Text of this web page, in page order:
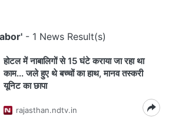
- 1 News Result(s)
होटल में नाबालिगों से 15 घंटे कराया जा रहा था
काम... जले हुए थे बच्चों का हाथ, मानव तस्करी
यूनिट का छापा
rajasthan.ndtv.in